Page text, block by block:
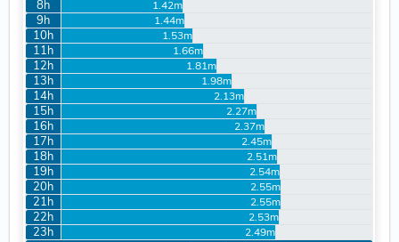
8h 1.42m
9h 1.44m
10h 1.53m
11h 1.66m
12h 1.81m
13h 1.98m
14h 2.13m
15h 2.27m
16h 2.37m
17h 2.45m
18h 2.51m
19h 2.54m
20h 2.55m
21h 2.55m
22h 2.53m
23h 2.49m